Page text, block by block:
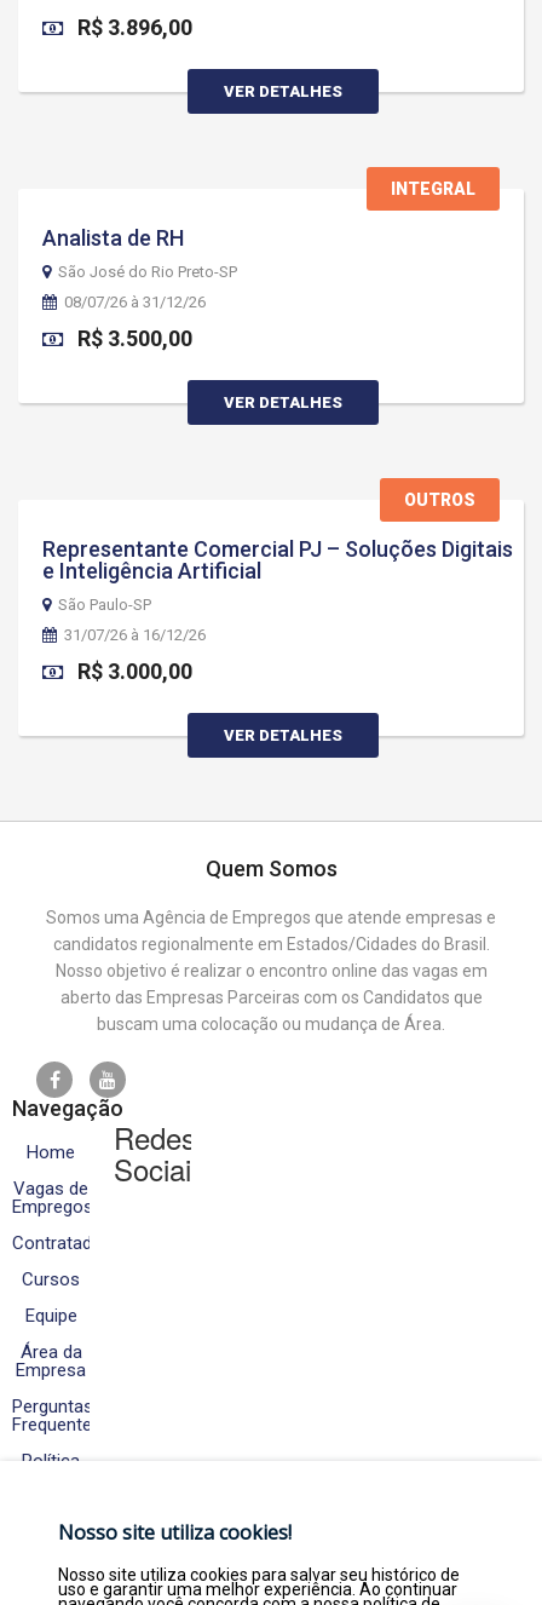
R$ 3.896,00
VER DETALHES
INTEGRAL
Analista de RH
São José do Rio Preto-SP
08/07/26 à 31/12/26
R$ 3.500,00
VER DETALHES
OUTROS
Representante Comercial PJ – Soluções Digitais
e Inteligência Artificial
São Paulo-SP
31/07/26 à 16/12/26
R$ 3.000,00
VER DETALHES
Quem Somos
Somos uma Agência de Empregos que atende empresas e
candidatos regionalmente em Estados/Cidades do Brasil.
Nosso objetivo é realizar o encontro online das vagas em
aberto das Empresas Parceiras com os Candidatos que
buscam uma colocação ou mudança de Área.
Navegação
Home
Vagas de
Empregos
Contratados
Cursos
Equipe
Área da
Empresa
Perguntas
Frequentes
Política
Privacidade
Fale
Conosco
Redes
Sociais
Nosso site utiliza cookies!
Nosso site utiliza cookies para salvar seu histórico de
uso e garantir uma melhor experiência. Ao continuar